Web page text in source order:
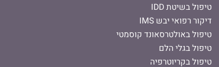
טיפול בשיטת IDD
דיקור רפואי יבש IMS
טיפול באולטרסאונד קוסמטי
טיפול בגלי הלם
טיפול בקריוטרפיה